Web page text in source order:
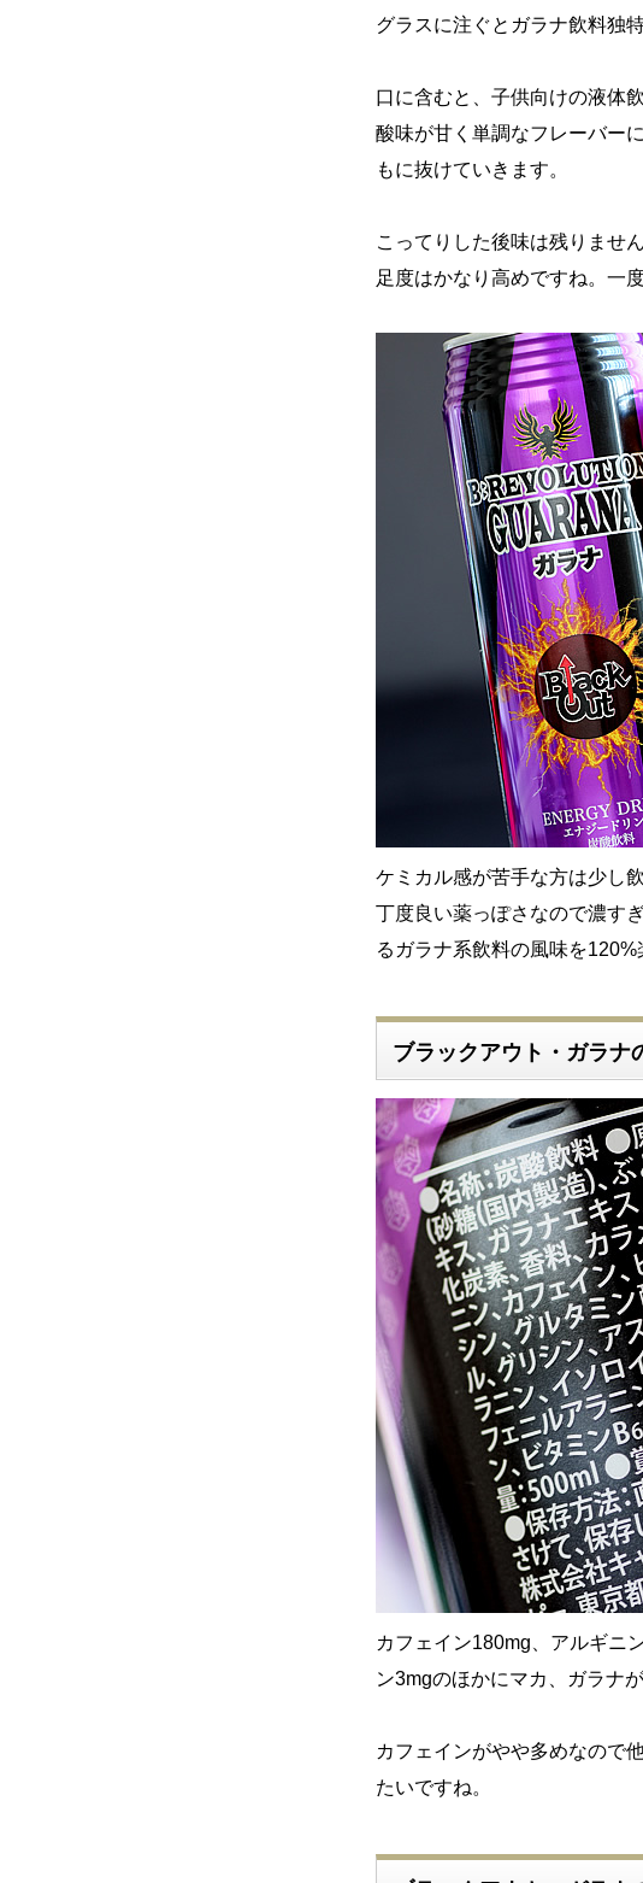
グラスに注ぐとガラナ飲料独
口に含むと、子供向けの液体
酸味が甘く単調なフレーバー
もに抜けていきます。
こってりした後味は残りませ
足度はかなり高めですね。一
ケミカル感が苦手な方は少し
丁度良い薬っぽさなので濃す
るガラナ系飲料の風味を120%
ブラックアウト・ガラナ
カフェイン180mg、アルギニ
ン3mgのほかにマカ、ガラナ
カフェインがやや多めなので
たいですね。